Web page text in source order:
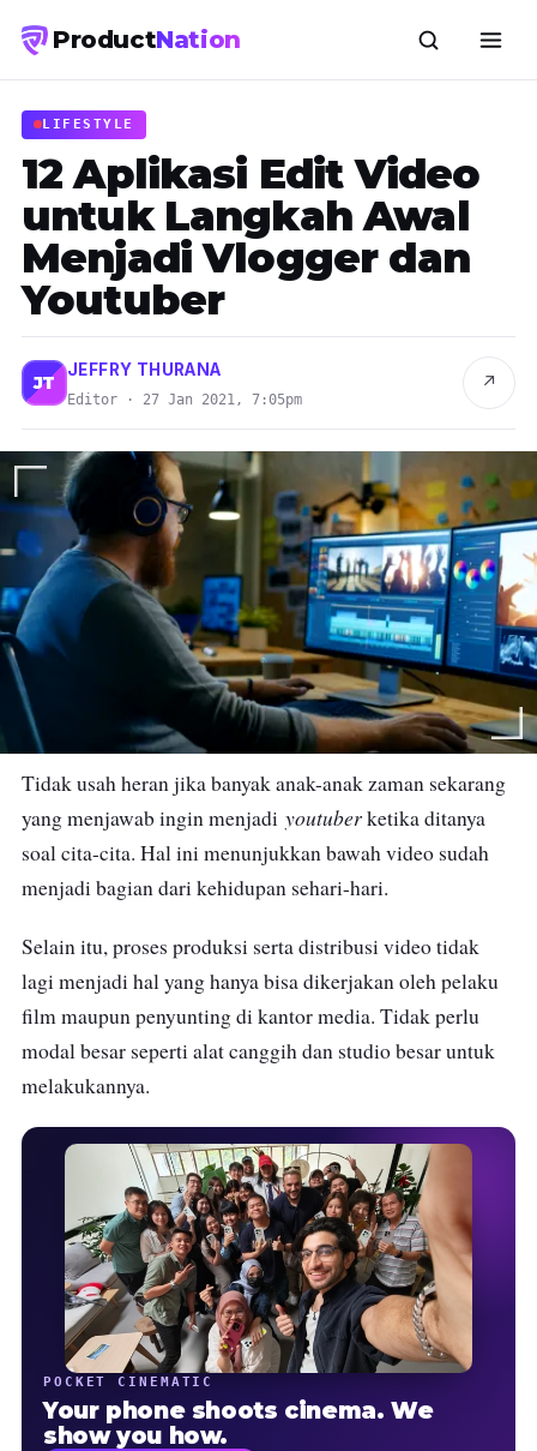
ProductNation
LIFESTYLE
12 Aplikasi Edit Video
untuk Langkah Awal
Menjadi Vlogger dan
Youtuber
JT
JEFFRY THURANA
Editor · 27 Jan 2021, 7:05pm
↗
Tidak usah heran jika banyak anak-anak zaman sekarang
yang menjawab ingin menjadi youtuberketika ditanya
soal cita-cita. Hal ini menunjukkan bawah video sudah
menjadi bagian dari kehidupan sehari-hari.
Selain itu, proses produksi serta distribusi video tidak
lagi menjadi hal yang hanya bisa dikerjakan oleh pelaku
film maupun penyunting di kantor media. Tidak perlu
modal besar seperti alat canggih dan studio besar untuk
melakukannya.
POCKET CINEMATIC
Your phone shoots cinema. We
show you how.